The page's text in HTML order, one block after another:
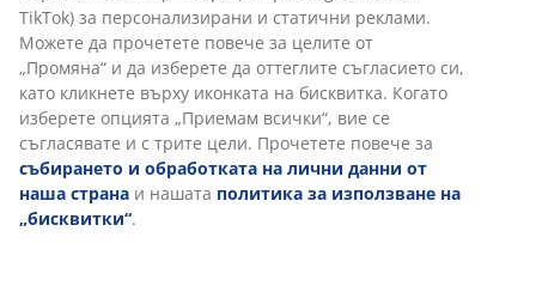
TikTok) за персонализирани и статични реклами.
Можете да прочетете повече за целите от
„Промяна“ и да изберете да оттеглите съгласието си,
като кликнете върху иконката на бисквитка. Когато
изберете опцията „Приемам всички“, вие се
съгласявате и с трите цели. Прочетете повече за
събирането и обработката на лични данни от
наша страна и нашата политика за използване на
„бисквитки“.